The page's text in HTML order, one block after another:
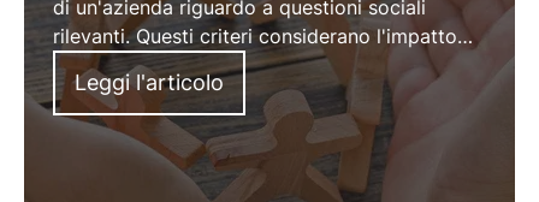
di un'azienda riguardo a questioni sociali
rilevanti. Questi criteri considerano l'impatto
sociale dell'azienda sulle parti interessate,
come dipendenti, comunità locali, clienti e
fornitori.
Leggi l'articolo